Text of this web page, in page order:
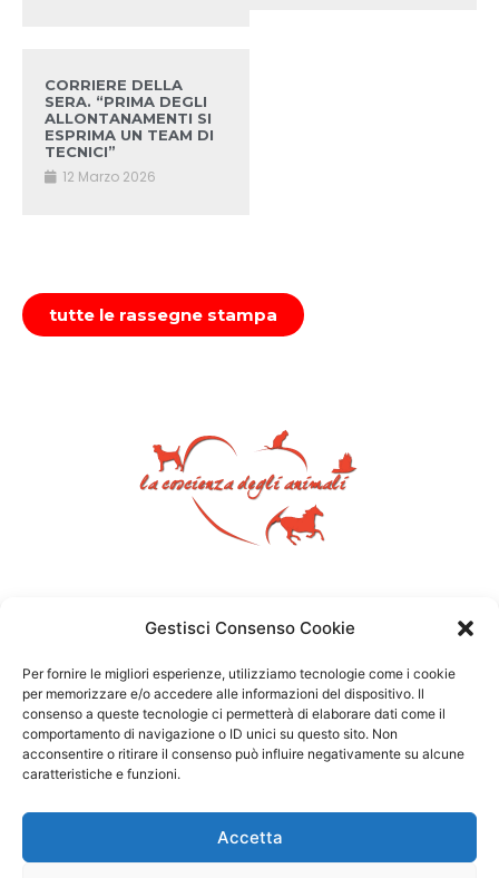
Gestisci Consenso Cookie
Per fornire le migliori esperienze, utilizziamo tecnologie come i cookie
per memorizzare e/o accedere alle informazioni del dispositivo. Il
consenso a queste tecnologie ci permetterà di elaborare dati come il
comportamento di navigazione o ID unici su questo sito. Non
acconsentire o ritirare il consenso può influire negativamente su alcune
caratteristiche e funzioni.
Accetta
CORRIERE DELLA
SERA. “PRIMA DEGLI
ALLONTANAMENTI SI
ESPRIMA UN TEAM DI
TECNICI”
12 Marzo 2026
tutte le rassegne stampa